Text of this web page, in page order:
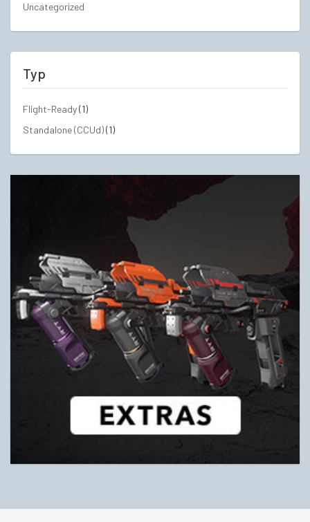
Uncategorized
Typ
Flight-Ready(1)
Standalone (CCUd)(1)